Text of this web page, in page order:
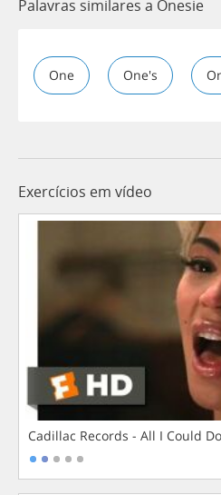
Palavras similares a Onesie
One One's
Exercícios em vídeo
Cadillac Records - All I Could